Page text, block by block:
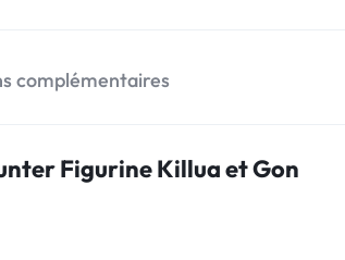
complémentaires
Figurine Killua et Gon